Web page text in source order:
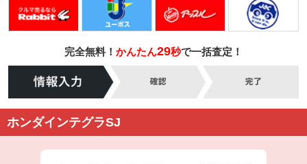
完全無料！ かんたん29秒で一括査定！
ホンダインテグラSJ